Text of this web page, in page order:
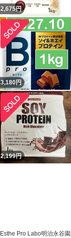
2,675円
3,180円
2,199円
Esthe Pro Labo明治永谷園